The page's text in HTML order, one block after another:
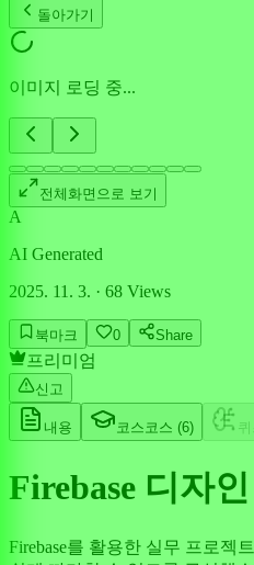
돌아가기
이미지 로딩 중...
전체화면으로 보기
A
AI Generated
2025. 11. 3. · 68 Views
북마크 0 Share
프리미엄
신고
내용 코스 코스 (6) 퀴
Firebase 디자
Firebase를 활용한 실무 프로젝